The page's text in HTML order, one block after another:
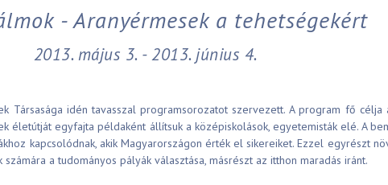
- Aranyérmesek a tehetségekért
2013. május 3. - 2013. június 4.
Társasága idén tavasszal programsorozatot szervezett. A program fő célja
életútját egyfajta példaként állítsuk a középiskolások, egyetemisták elé. A
kapcsolódnak, akik Magyarországon érték el sikereiket. Ezzel egyrészt
a tudományos pályák választása, másrészt az itthon maradás iránt.